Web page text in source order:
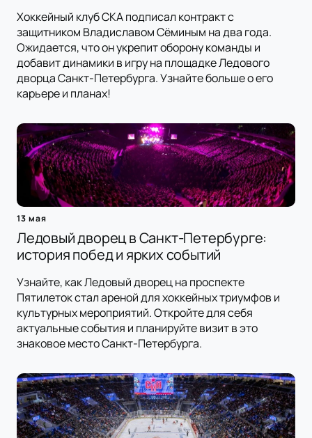
Хоккейный клуб СКА подписал контракт с
защитником Владиславом Сёминым на два года.
Ожидается, что он укрепит оборону команды и
добавит динамики в игру на площадке Ледового
дворца Санкт-Петербурга. Узнайте больше о его
карьере и планах!
13 мая
Ледовый дворец в Санкт-Петербурге:
история побед и ярких событий
Узнайте, как Ледовый дворец на проспекте
Пятилеток стал ареной для хоккейных триумфов и
культурных мероприятий. Откройте для себя
актуальные события и планируйте визит в это
знаковое место Санкт-Петербурга.